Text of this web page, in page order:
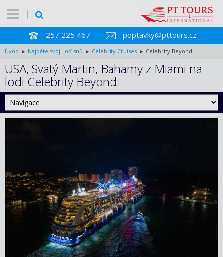
257 225 467 poptavky@pttours.cz
Úvod Najděte svoji loď snů Celebrity Cruises Celebrity Beyond
USA, Svatý Martin, Bahamy z Miami na
lodi Celebrity Beyond